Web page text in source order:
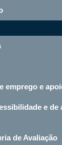
emprego e
e de
de Avaliação